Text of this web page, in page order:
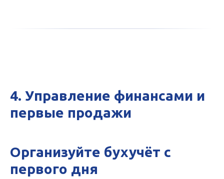
4. Управление финансами и
первые продажи
Организуйте бухучёт с
первого дня